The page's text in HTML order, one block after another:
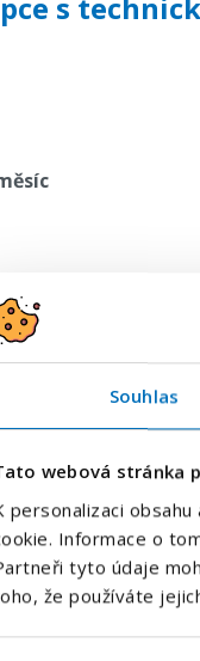
Souhlas
webová stránka
personalizaci
Informace o
tyto údaje
že používáte
nové
Obchodní
použit pro zasílání
zpracováním osobních